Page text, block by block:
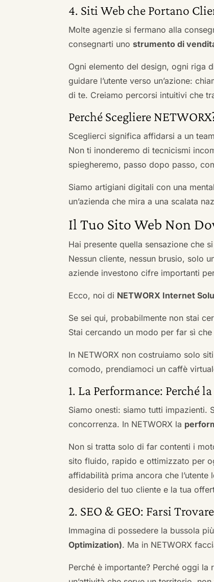
4. Siti Web che Portano
Molte agenzie si fermano alla
consegnarti unostrumento di
Ogni elemento del design, ogni riga
guidare l’utente verso un’azione:
di te. Creiamo percorsi intuitivi che
Perché Scegliere
Sceglierci significa affidarsi a un
Non ti inonderemo di tecnicismi
spiegheremo, passo dopo passo,
Siamo artigiani digitali con una
un’azienda che mira a una scalata
Il Tuo Sito Web Non
Hai presente quella sensazione che
Nessun cliente, nessun brusio, solo
aziende investono cifre importanti
Ecco, noi di NETWORX Internet
Se sei qui, probabilmente non stai
Stai cercando un modo per far sì
In NETWORX non costruiamo solo
comodo, prendiamoci un caffè
1. La Performance: Perché
Siamo onesti: siamo tutti impazienti.
concorrenza. In NETWORX la
Non si tratta solo di far contenti i
sito fluido, rapido e ottimizzato per
affidabilità prima ancora che
desiderio del tuo cliente e la tua
2. SEO & GEO: Farsi
Immagina di possedere la bussola
Optimization). Ma in NETWORX
Perché è importante? Perché oggi